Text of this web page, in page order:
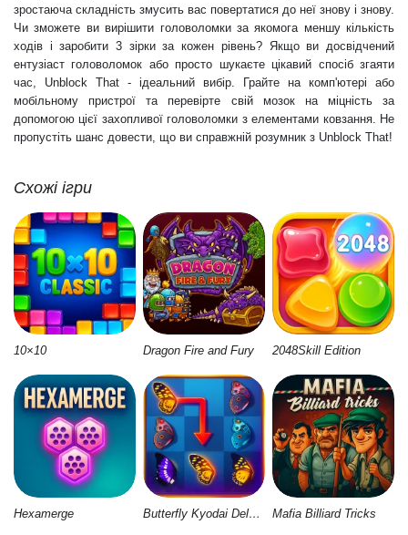
зростаюча складність змусить вас повертатися до неї знову і знову.
Чи зможете ви вирішити головоломки за якомога меншу кількість
ходів і заробити 3 зірки за кожен рівень? Якщо ви досвідчений
ентузіаст головоломок або просто шукаєте цікавий спосіб згаяти
час, Unblock That - ідеальний вибір. Грайте на комп'ютері або
мобільному пристрої та перевірте свій мозок на міцність за
допомогою цієї захопливої головоломки з елементами ковзання. Не
пропустіть шанс довести, що ви справжній розумник з Unblock That!
Схожі ігри
10×10 Dragon Fire and Fury 2048Skill Edition
Hexamerge Butterfly Kyodai Deluxe 2 Mafia Billiard Tricks